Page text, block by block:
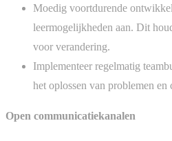
Moedig voortdurende
leermogelijkheden aan. Dit
voor verandering.
Implementeer regelmatig
het oplossen van problemen en
Open communicatiekanalen